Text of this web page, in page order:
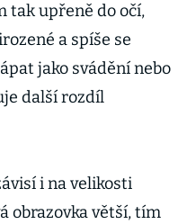
tak upřeně do očí,
a spíše se
jako svádění nebo
další rozdíl
i na velikosti
obrazovka větší, tím